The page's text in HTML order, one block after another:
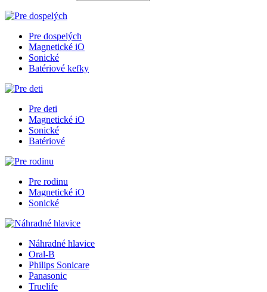
Pre dospelých
Magnetické iO
Sonické
Batériové kefky
Pre deti
Magnetické iO
Sonické
Batériové
Pre rodinu
Magnetické iO
Sonické
Náhradné hlavice
Oral-B
Philips Sonicare
Panasonic
Truelife